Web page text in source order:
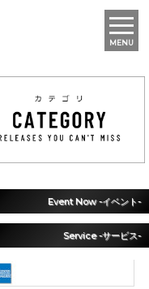
MENU
Event Now -イベント-
Service -サービス-